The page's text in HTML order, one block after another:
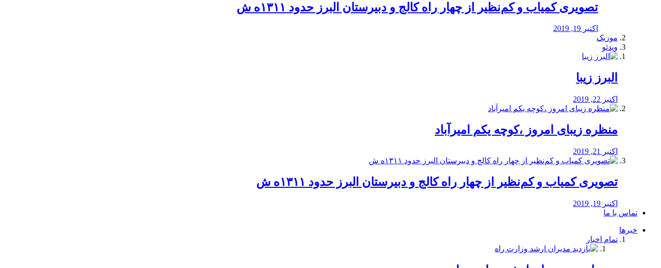
️تصویری کمیاب و کم‌نظیر از چهار راه كالج و دبيرستان البرز حدود ۱۳۱۱ه ش
اکتبر 19, 2019
موزیک
ویدئو
البرز زیبا
اکتبر 22, 2019
منظره‌‌ زیبای امروز ،کوچه یکم امیرآباد
اکتبر 21, 2019
️تصویری کمیاب و کم‌نظیر از چهار راه كالج و دبيرستان البرز حدود ۱۳۱۱ه ش
اکتبر 19, 2019
تماس با ما
خبرها
تمام اخبار